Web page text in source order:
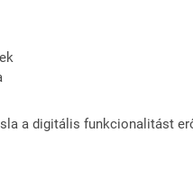
a digitális funkcionalitást